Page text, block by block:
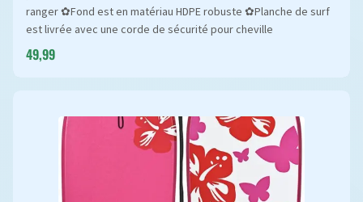
ranger ✿Fond est en matériau HDPE robuste ✿Planche de surf
est livrée avec une corde de sécurité pour cheville
49,99